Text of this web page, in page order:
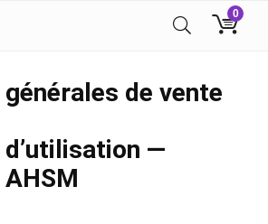
0
de vente
—